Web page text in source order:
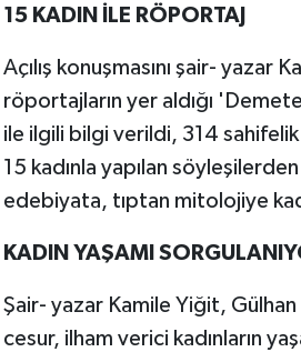
15 KADIN İLE RÖPORTAJ
Açılış konuşmasını şair- yazar
röportajların yer aldığı
ile ilgili bilgi verildi, 314
15 kadınla yapılan
edebiyata, tıptan mitolojiye
KADIN YAŞAMI
Şair- yazar Kamile Yiğit,
cesur, ilham verici kadınların